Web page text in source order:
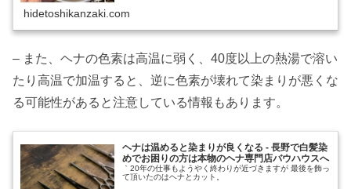
100％の植物性染料です。 「ヘ
hidetoshikanzaki.com
– また、ヘナの色素は高温に弱く、40度以上の熱湯で溶い
たり高温で加温すると、逆に色素が壊れて染まりが悪くな
る可能性があると注意している情報もあります。
ヘナは温めると染まりが良くなる - 長野で白髪染
めでお困りの方は本物のヘナ専門店バウハウスへ
｀20年の仕事もようやく終わりが近づきますが 最後を飾っ
て頂いたのはヘナとカット。